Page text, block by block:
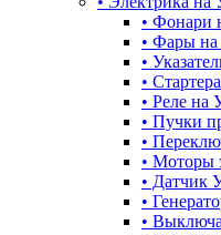
• Фонари
• Фары на
•
•
• Реле на
• Пучки
•
• Моторы
• Датчик
•
•